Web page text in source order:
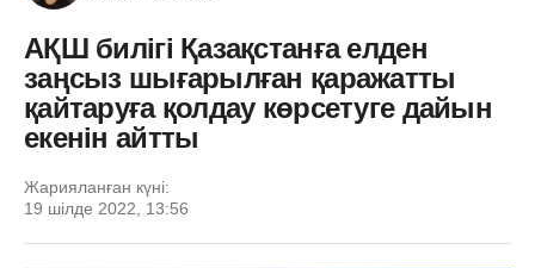
АҚШ билігі Қазақстанға елден
заңсыз шығарылған қаражатты
қайтаруға қолдау көрсетуге дайын
екенін айтты
Жарияланған күні:
19 шілде 2022, 13:56